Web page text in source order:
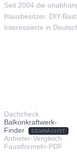
Seit 2004 die
Hausbesitzer, DIY-
Interessierte in
Dachcheck
Balkonkraftwerk-
Finder
DEMNÄCHST
Anbieter-Vergleich
Faustformeln-PDF